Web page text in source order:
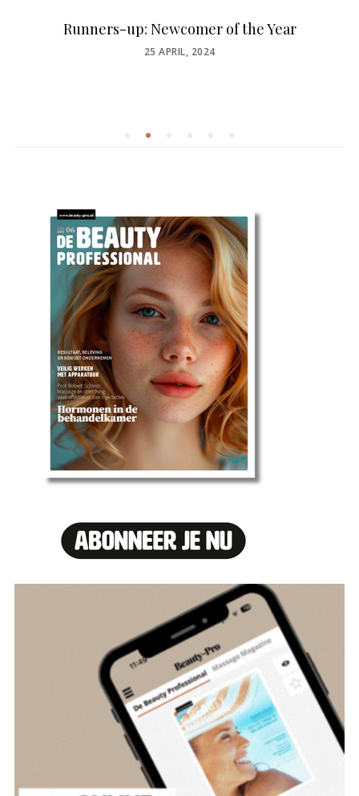
Runners-up: Newcomer of the Year
POSTED
25 APRIL, 2024